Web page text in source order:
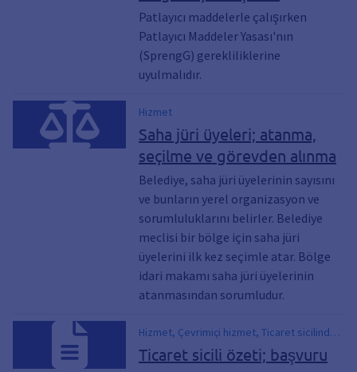
Patlayıcı maddelerle çalışırken
Patlayıcı Maddeler Yasası'nın
(SprengG) gerekliliklerine
uyulmalıdır.
Hizmet
Saha jüri üyeleri; atanma,
seçilme ve görevden alınma
Belediye, saha jüri üyelerinin sayısını
ve bunların yerel organizasyon ve
sorumluluklarını belirler. Belediye
meclisi bir bölge için saha jüri
üyelerini ilk kez seçimle atar. Bölge
idari makamı saha jüri üyelerinin
atanmasından sorumludur.
Hizmet, Çevrimiçi hizmet, Ticaret sicilinden
bilgi talep etme, Ticaret hakkında bilgi,
İşletme bilgileri, Ticari özüt
Ticaret sicili özeti; başvuru